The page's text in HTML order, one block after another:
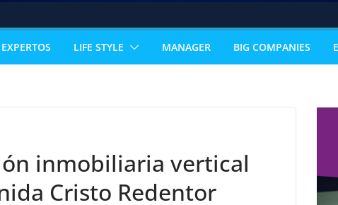
estudiante de
acceso directo a
EXPERTOS LIFE STYLE MANAGER BIG COMPANIES
inmobiliaria vertical
Cristo Redentor